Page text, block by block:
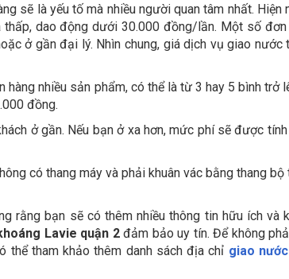
sẽ là yếu tố mà nhiều người quan tâm nhất. Hiện
thấp, dao động dưới 30.000 đồng/lần. Một số
ở gần đại lý. Nhìn chung, giá dịch vụ giao nước
nhiều sản phẩm, có thể là từ 3 hay 5 bình trở
đồng.
ở gần. Nếu bạn ở xa hơn, mức phí sẽ được
có thang máy và phải khuân vác bằng thang
rằng bạn sẽ có thêm nhiều thông tin hữu ích và
Lavie quận 2đảm bảo uy tín. Để không
thể tham khảo thêm danh sách địa chỉ giao